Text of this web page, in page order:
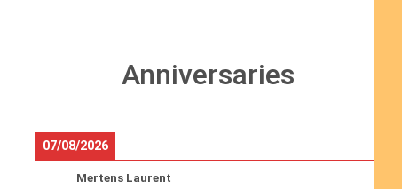
Anniversaries
07/08/2026
Mertens Laurent